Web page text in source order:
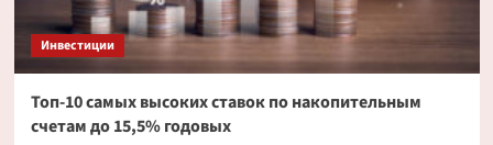
Инвестиции
Топ-10 самых высоких ставок по накопительным
счетам до 15,5% годовых